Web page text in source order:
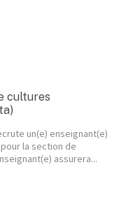
cultures
un(e) enseignant(e)
la section de
assurera...